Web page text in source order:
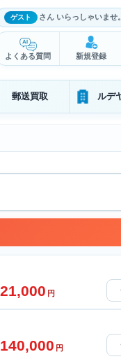
ゲスト さん いらっしゃいませ。
よくある質問 新規登録
郵送買取 ルデ
21,000 円
140,000 円